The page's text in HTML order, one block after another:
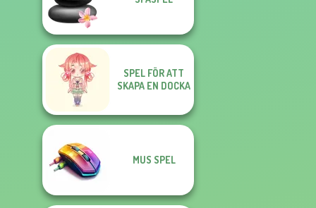
SPEL FÖR ATT
SKAPA EN DOCKA
MUS SPEL